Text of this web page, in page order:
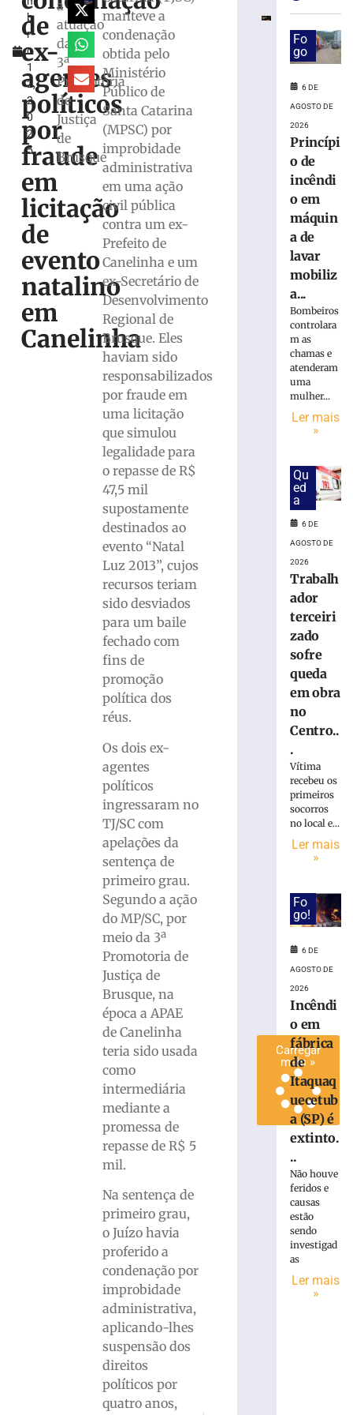
b
r
o
1
2,
2
0
2
5
de
ex-
agentes
políticos
por
fraude
em
licitação
de
evento
natalino
em
Canelinha
a
atuação
da
3ª
Promotoria
de
Justiça
de
Brusque
manteve a
condenação
obtida pelo
Ministério
Público de
Santa Catarina
(MPSC) por
improbidade
administrativa
em uma ação
civil pública
contra um ex-
Prefeito de
Canelinha e um
ex-Secretário de
Desenvolvimento
Regional de
Brusque. Eles
haviam sido
responsabilizados
por fraude em
uma licitação
que simulou
legalidade para
o repasse de R$
47,5 mil
supostamente
destinados ao
evento “Natal
Luz 2013”, cujos
recursos teriam
sido desviados
para um baile
fechado com
fins de
promoção
política dos
réus.
Os dois ex-
agentes
políticos
ingressaram no
TJ/SC com
apelações da
sentença de
primeiro grau.
Segundo a ação
do MP/SC, por
meio da 3ª
Promotoria de
Justiça de
Brusque, na
época a APAE
de Canelinha
teria sido usada
como
intermediária
mediante a
promessa de
repasse de R$ 5
mil.
Na sentença de
primeiro grau,
o Juízo havia
proferido a
condenação por
improbidade
administrativa,
aplicando-lhes
suspensão dos
direitos
políticos por
quatro anos,
especial
para
celebrar
história
Visita
mediada
escultor
Theichmann
aproxima
estudantes
patrimônio
cultural
Brusque
Grande
chuva
intensa
ventos
km/h
Carregar
mais »
Fo
go
6 DE
AGOSTO DE
2026
Princípi
o de
incêndi
o em
máquin
a de
lavar
mobiliz
a...
Bombeiros
controlara
m as
chamas e
atenderam
uma
mulher...
Ler mais
»
Qu
ed
a
6 DE
AGOSTO DE
2026
Trabalh
ador
terceiri
zado
sofre
queda
em obra
no
Centro..
.
Vítima
recebeu os
primeiros
socorros
no local e...
Ler mais
»
Fo
go!
6 DE
AGOSTO DE
2026
Incêndi
o em
fábrica
de
Itaquaq
uecetub
a (SP) é
extinto.
..
Não houve
feridos e
causas
estão
sendo
investigad
as
Ler mais
»